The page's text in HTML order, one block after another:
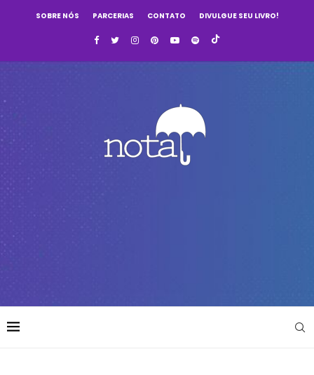
SOBRE NÓS PARCERIAS CONTATO DIVULGUE SEU LIVRO!